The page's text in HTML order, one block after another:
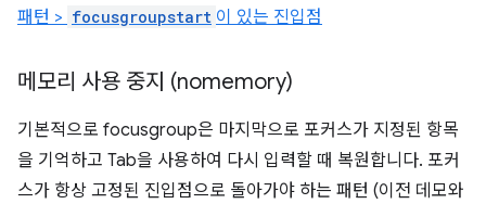
패턴 > focusgroupstart 이 있는 진입점
메모리 사용 중지 (nomemory)
기본적으로 focusgroup은 마지막으로 포커스가 지정된 항목
을 기억하고 Tab을 사용하여 다시 입력할 때 복원합니다. 포커
스가 항상 고정된 진입점으로 돌아가야 하는 패턴 (이전 데모와